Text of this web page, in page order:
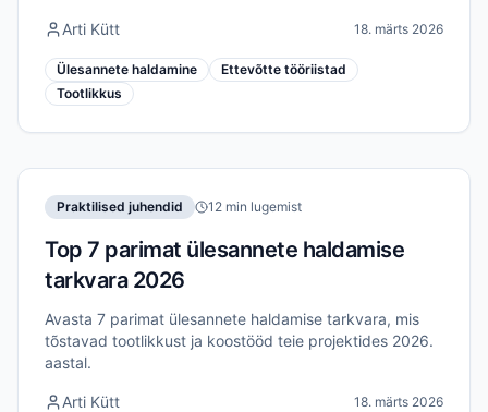
Arti Kütt 18. märts 2026
Ülesannete haldamine
Ettevõtte tööriistad
Tootlikkus
Praktilised juhendid 12 min lugemist
Top 7 parimat ülesannete haldamise
tarkvara 2026
Avasta 7 parimat ülesannete haldamise tarkvara, mis
tõstavad tootlikkust ja koostööd teie projektides 2026.
aastal.
Arti Kütt 18. märts 2026